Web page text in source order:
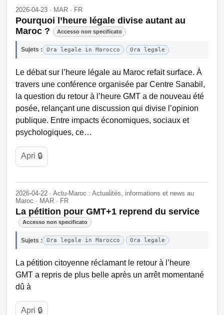
2026-04-23 · MAR · FR
Pourquoi l’heure légale divise autant au
Maroc ?
Accesso non specificato
Sujets : Ora legale in Marocco Ora legale
Le débat sur l’heure légale au Maroc refait surface. À
travers une conférence organisée par Centre Sanabil,
la question du retour à l’heure GMT a de nouveau été
posée, relançant une discussion qui divise l’opinion
publique. Entre impacts économiques, sociaux et
psychologiques, ce…
Apri 🔒
2026-04-22 · Actu-Maroc : Actualités, informations et news au
Maroc · MAR · FR
La pétition pour GMT+1 reprend du service
Accesso non specificato
Sujets : Ora legale in Marocco Ora legale
La pétition citoyenne réclamant le retour à l’heure
GMT a repris de plus belle après un arrêt momentané
dû à
Apri 🔒